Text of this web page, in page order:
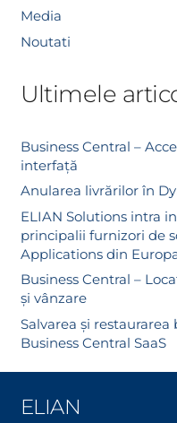
Media
Noutati
Ultimele
Business Central –
interfață
Anularea livrărilor în
ELIAN Solutions intra
principalii furnizori de
Applications din
Business Central –
și vânzare
Salvarea și
Business Central SaaS
ELIAN